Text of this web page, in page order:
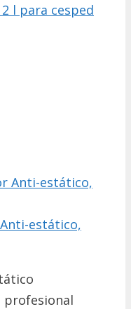
l para cesped
estático,
profesional